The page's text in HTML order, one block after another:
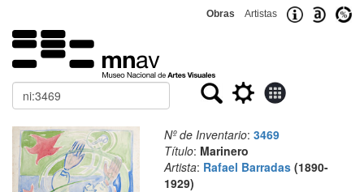
Obras Artistas
Buscar
Nº de Inventario: 3469
Título: Marinero
Artista: Rafael Barradas(1890-
1929)